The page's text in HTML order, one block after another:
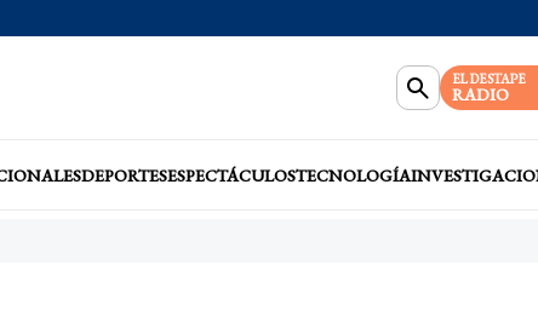
EL DESTAPE
RADIO
DEPORTESESPECTÁCULOSTECNOLOGÍA